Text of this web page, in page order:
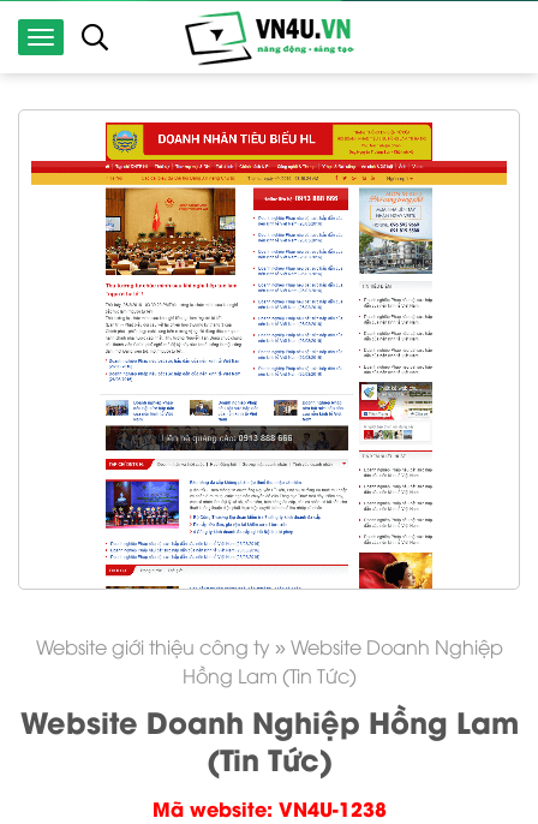
Website giới thiệu công ty » Website Doanh Nghiệp
Hồng Lam (Tin Tức)
Website Doanh Nghiệp Hồng Lam
(Tin Tức)
Mã website: VN4U-1238